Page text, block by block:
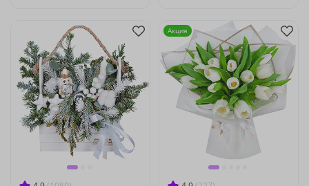
Акция